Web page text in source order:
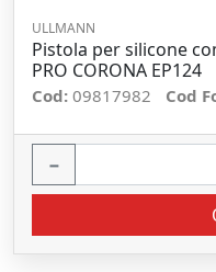
ULLMANN
Pistola per silicone
PRO CORONA EP124
Cod: 09817982 Cod
−